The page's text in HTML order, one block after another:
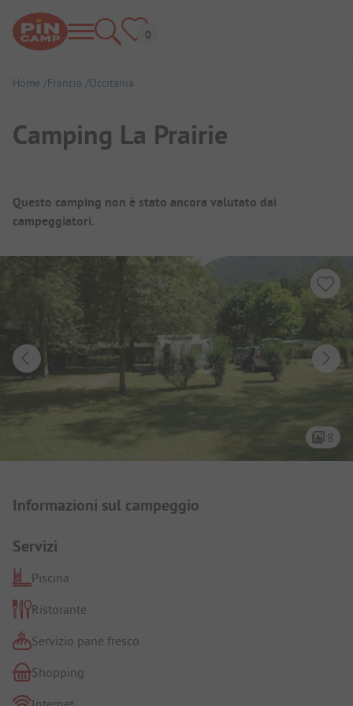
Home Francia Occitania
Camping La Prairie
Panoramica del campeggio
Questo camping non è stato ancora valutato dai
campeggiatori.
8
Informazioni sul campeggio
Servizi
Piscina
Ristorante
Servizio pane fresco
Shopping